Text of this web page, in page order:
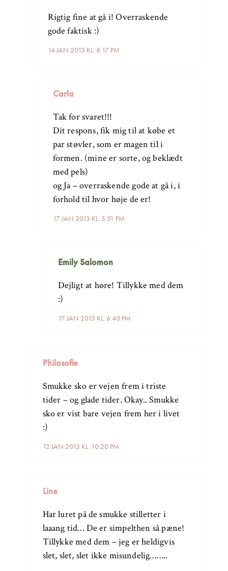
14 JAN 2013 KL. 8:17 PM
Rigtig fine at gå i! Overraskende
gode faktisk :)
Carla
17 JAN 2013 KL. 5:51 PM
Tak for svaret!!!
Dit respons, fik mig til at købe et
par støvler, som er magen til i
formen. (mine er sorte, og beklædt
med pels)
og Ja – overraskende gode at gå i, i
forhold til hvor høje de er!
Emily Salomon
17 JAN 2013 KL. 6:40 PM
Dejligt at høre! Tillykke med dem
:)
Philosofie
12 JAN 2013 KL. 10:20 PM
Smukke sko er vejen frem i triste
tider – og glade tider. Okay.. Smukke
sko er vist bare vejen frem her i livet
:)
Line
Har luret på de smukke stilletter i
laaang tid… De er simpelthen så pæne!
Tillykke med dem – jeg er heldigvis
slet, slet, slet ikke misundelig……..